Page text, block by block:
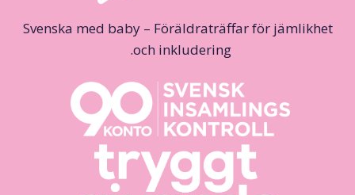
Svenska med baby – Föräldraträffar för jämlikhet
och inkludering.